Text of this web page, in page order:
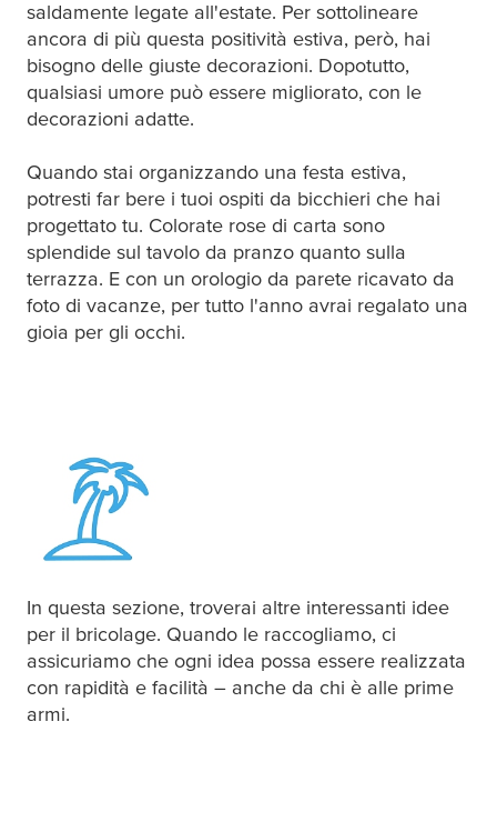
saldamente legate all'estate. Per sottolineare
ancora di più questa positività estiva, però, hai
bisogno delle giuste decorazioni. Dopotutto,
qualsiasi umore può essere migliorato, con le
decorazioni adatte.
Quando stai organizzando una festa estiva,
potresti far bere i tuoi ospiti da bicchieri che hai
progettato tu. Colorate rose di carta sono
splendide sul tavolo da pranzo quanto sulla
terrazza. E con un orologio da parete ricavato da
foto di vacanze, per tutto l'anno avrai regalato una
gioia per gli occhi.
In questa sezione, troverai altre interessanti idee
per il bricolage. Quando le raccogliamo, ci
assicuriamo che ogni idea possa essere realizzata
con rapidità e facilità – anche da chi è alle prime
armi.